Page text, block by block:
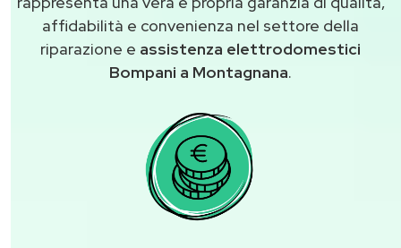
affidabilità e convenienza nel settore della
riparazione e assistenza elettrodomestici
Bompani a Montagnana.